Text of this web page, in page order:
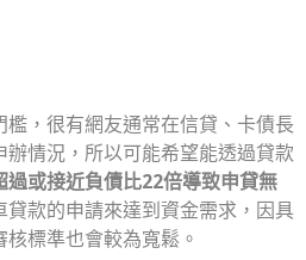
，很有網友通常在信貸、卡債長
情況，所以可能希望能透過貸款
過或接近負債比22倍導致申貸無
貸款的申請來達到資金需求，因具
標準也會較為寬鬆。